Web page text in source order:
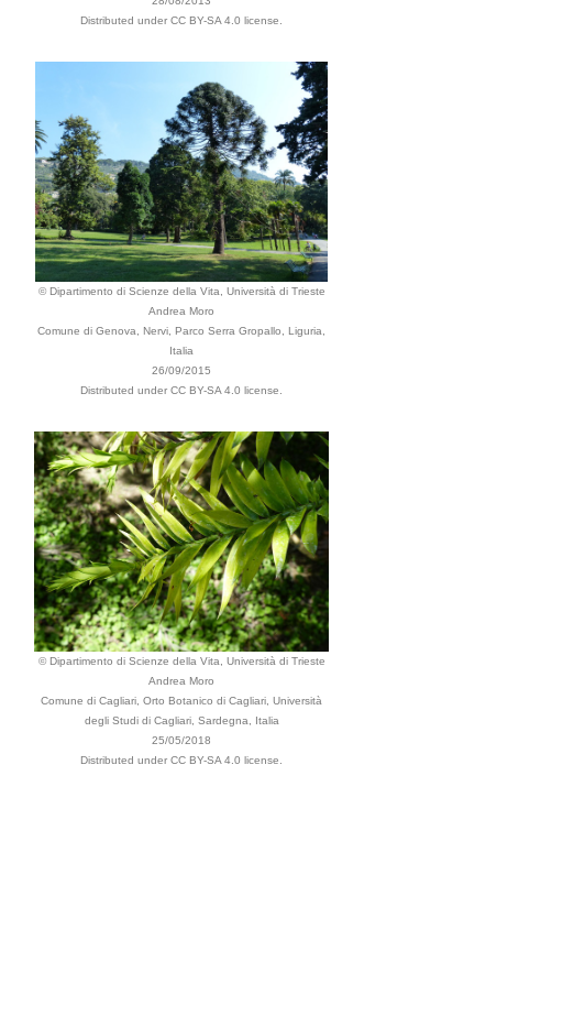
Distributed under CC BY-SA 4.0 license.
© Dipartimento di Scienze della Vita, Università di Trieste
Andrea Moro
Comune di Genova, Nervi, Parco Serra Gropallo, Liguria,
Italia
26/09/2015
Distributed under CC BY-SA 4.0 license.
© Dipartimento di Scienze della Vita, Università di Trieste
Andrea Moro
Comune di Cagliari, Orto Botanico di Cagliari, Università
degli Studi di Cagliari, Sardegna, Italia
25/05/2018
Distributed under CC BY-SA 4.0 license.